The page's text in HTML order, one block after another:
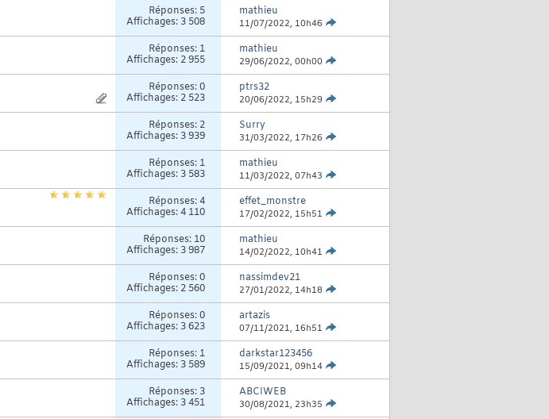
Réponses: 5
Affichages: 3 508
mathieu
11/07/2022, 10h46
Réponses: 1
Affichages: 2 955
mathieu
29/06/2022, 00h00
Réponses:0
Affichages: 2 523
ptrs32
20/06/2022, 15h29
Réponses: 2
Affichages: 3 939
Surry
31/03/2022, 17h26
Réponses: 1
Affichages: 3 583
mathieu
11/03/2022, 07h43
Réponses:4
Affichages: 4 110
effet_monstre
17/02/2022, 15h51
Réponses: 10
Affichages: 3 987
mathieu
14/02/2022, 10h41
Réponses:0
Affichages: 2 560
nassimdev21
27/01/2022, 14h18
Réponses:0
Affichages: 3 623
artazis
07/11/2021, 16h51
Réponses: 1
Affichages: 3 589
darkstar123456
15/09/2021, 09h14
Réponses: 3
Affichages: 3 451
ABCIWEB
30/08/2021, 23h35